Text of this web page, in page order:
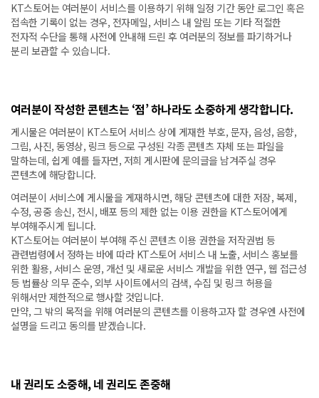
KT스토어는 여러분이 서비스를 이용하기 위해 일정 기간 동안 로그인 혹은
접속한 기록이 없는 경우, 전자메일, 서비스 내 알림 또는 기타 적절한
전자적 수단을 통해 사전에 안내해 드린 후 여러분의 정보를 파기하거나
분리 보관할 수 있습니다.
여러분이 작성한 콘텐츠는 ‘점’ 하나라도 소중하게 생각합니다.
게시물은 여러분이 KT스토어 서비스 상에 게재한 부호, 문자, 음성, 음향,
그림, 사진, 동영상, 링크 등으로 구성된 각종 콘텐츠 자체 또는 파일을
말하는데, 쉽게 예를 들자면, 저희 게시판에 문의글을 남겨주실 경우
콘텐츠에 해당합니다.
여러분이 서비스에 게시물을 게재하시면, 해당 콘텐츠에 대한 저장, 복제,
수정, 공중 송신, 전시, 배포 등의 제한 없는 이용 권한을 KT스토어에게
부여해주시게 됩니다.
KT스토어는 여러분이 부여해 주신 콘텐츠 이용 권한을 저작권법 등
관련법령에서 정하는 바에 따라 KT스토어 서비스 내 노출, 서비스 홍보를
위한 활용, 서비스 운영, 개선 및 새로운 서비스 개발을 위한 연구, 웹 접근성
등 법률상 의무 준수, 외부 사이트에서의 검색, 수집 및 링크 허용을
위해서만 제한적으로 행사할 것입니다.
만약, 그 밖의 목적을 위해 여러분의 콘텐츠를 이용하고자 할 경우엔 사전에
설명을 드리고 동의를 받겠습니다.
내 권리도 소중해, 네 권리도 존중해